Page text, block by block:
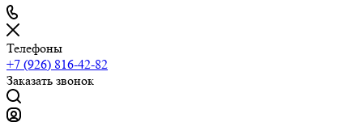
Телефоны
+7 (926) 816-42-82
Заказать звонок